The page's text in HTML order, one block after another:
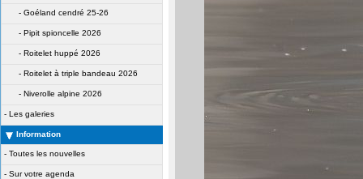
- Goéland cendré 25-26
- Pipit spioncelle 2026
- Roitelet huppé 2026
- Roitelet à triple bandeau 2026
- Niverolle alpine 2026
- Les galeries
Information
- Toutes les nouvelles
- Sur votre agenda